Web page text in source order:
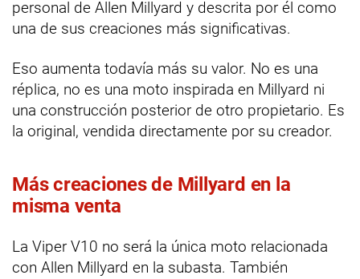
personal de Allen Millyard y descrita por él como
una de sus creaciones más significativas.
Eso aumenta todavía más su valor. No es una
réplica, no es una moto inspirada en Millyard ni
una construcción posterior de otro propietario. Es
la original, vendida directamente por su creador.
Más creaciones de Millyard en la
misma venta
La Viper V10 no será la única moto relacionada
con Allen Millyard en la subasta. También